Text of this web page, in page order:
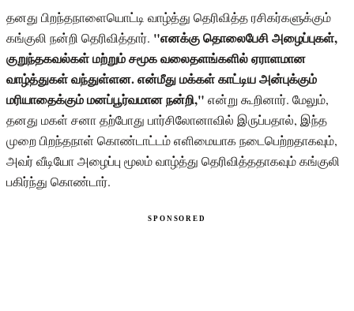
தனது பிறந்தநாளையொட்டி வாழ்த்து தெரிவித்த ரசிகர்களுக்கும்
கங்குலி நன்றி தெரிவித்தார். "எனக்கு தொலைபேசி அழைப்புகள்,
குறுந்தகவல்கள் மற்றும் சமூக வலைதளங்களில் ஏராளமான
வாழ்த்துகள் வந்துள்ளன. என்மீது மக்கள் காட்டிய அன்புக்கும்
மரியாதைக்கும் மனப்பூர்வமான நன்றி," என்று கூறினார். மேலும்,
தனது மகள் சனா தற்போது பார்சிலோனாவில் இருப்பதால், இந்த
முறை பிறந்தநாள் கொண்டாட்டம் எளிமையாக நடைபெற்றதாகவும்,
அவர் வீடியோ அழைப்பு மூலம் வாழ்த்து தெரிவித்ததாகவும் கங்குலி
பகிர்ந்து கொண்டார்.